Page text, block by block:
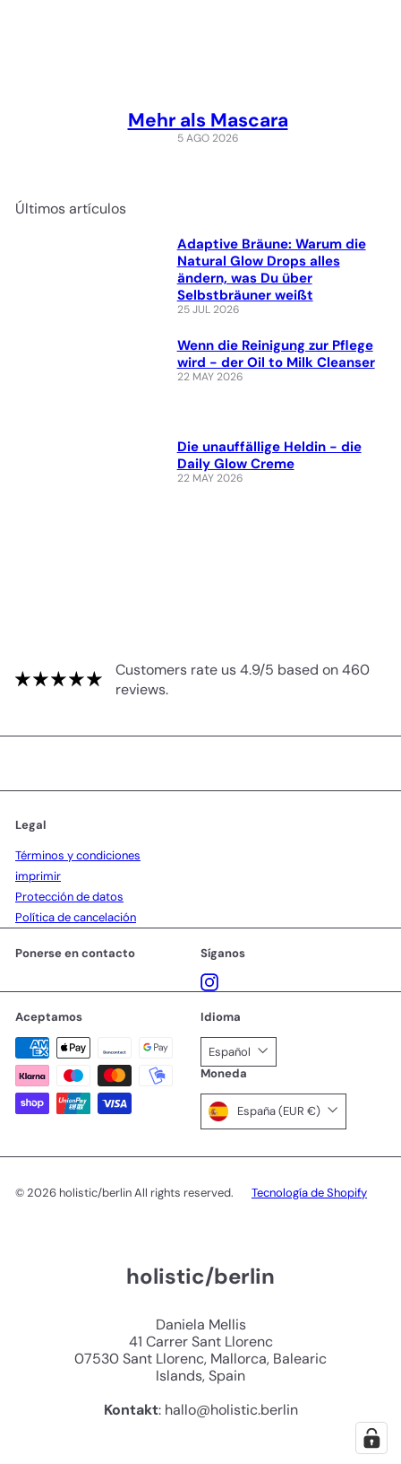
Mehr als Mascara
5 AGO 2026
Últimos artículos
Adaptive Bräune: Warum die
Natural Glow Drops alles
ändern, was Du über
Selbstbräuner weißt
25 JUL 2026
Wenn die Reinigung zur Pflege
wird - der Oil to Milk Cleanser
22 MAY 2026
Die unauffällige Heldin - die
Daily Glow Creme
22 MAY 2026
Customers rate us 4.9/5 based on 460
reviews.
Legal
Términos y condiciones
imprimir
Protección de datos
Política de cancelación
Ponerse en contacto
Síganos
Instagram
Aceptamos Idioma
Español
Moneda
España (EUR €)
© 2026 holistic/berlin All rights reserved. Tecnología de Shopify
holistic/berlin
Daniela Mellis
41 Carrer Sant Llorenc
07530 Sant Llorenc, Mallorca, Balearic
Islands, Spain
Kontakt: hallo@holistic.berlin